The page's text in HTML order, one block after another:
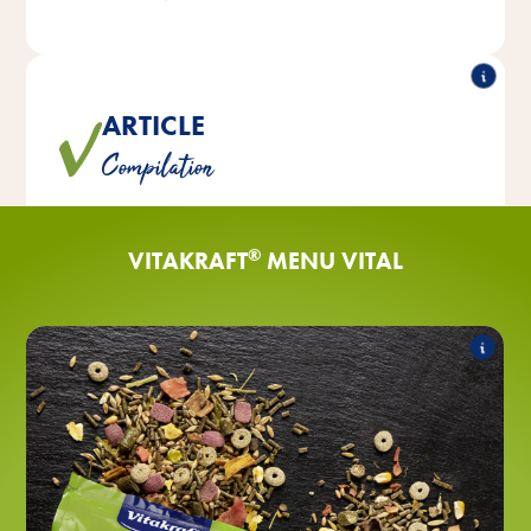
ARTICLE
Compilation
Tous les mélanges sont parfaitement adaptés aux
besoins individuels de chaque espèce de rongeur.
VITAKRAFT® MENU VITAL
Lapins nains
Les produits suivants font partie de
l'assortiment :
MENU Vital